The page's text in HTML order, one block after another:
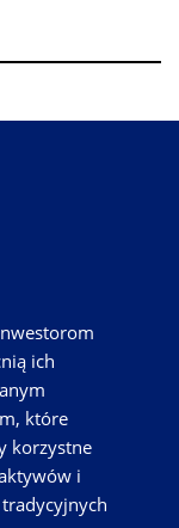
ich
które
korzystne
i